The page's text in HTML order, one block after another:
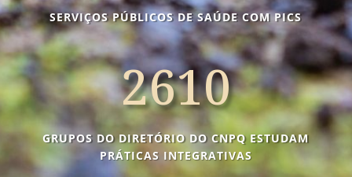
SERVIÇOS PÚBLICOS DE SAÚDE COM PICS
2610
GRUPOS DO DIRETÓRIO DO CNPQ ESTUDAM
PRÁTICAS INTEGRATIVAS